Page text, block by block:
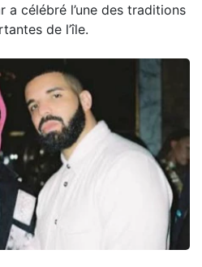
a célébré l’une des traditions
de l’île.